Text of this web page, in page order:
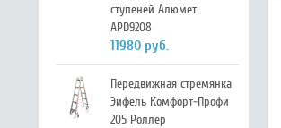
ступеней Алюмет
APD9208
11980 руб.
Передвижная стремянка
Эйфель Комфорт-Профи
205 Роллер